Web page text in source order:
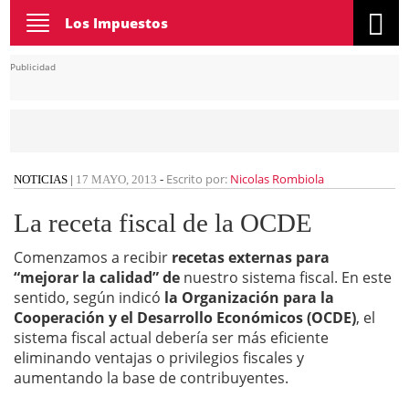
Toggle
navigation
Los Impuestos
Publicidad
NOTICIAS | 17 MAYO, 2013 - Escrito por: Nicolas Rombiola
La receta fiscal de la OCDE
Comenzamos a recibir recetas externas para
“mejorar la calidad” de nuestro sistema fiscal. En este
sentido, según indicó la Organización para la
Cooperación y el Desarrollo Económicos (OCDE), el
sistema fiscal actual debería ser más eficiente
eliminando ventajas o privilegios fiscales y
aumentando la base de contribuyentes.